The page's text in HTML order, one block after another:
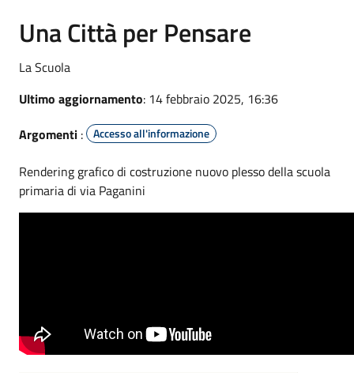
Una Città per Pensare
La Scuola
Ultimo aggiornamento: 14 febbraio 2025, 16:36
Argomenti : Accesso all'informazione
Rendering grafico di costruzione nuovo plesso della scuola
primaria di via Paganini